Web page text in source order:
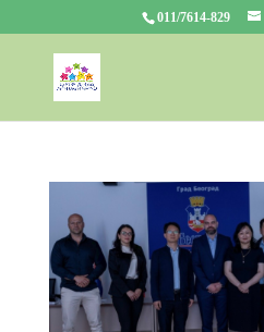
011/7614-829